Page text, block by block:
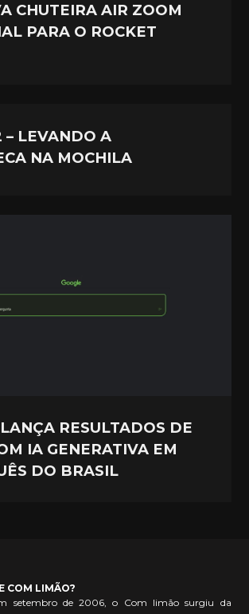
CHUTEIRA AIR ZOOM
PARA O ROCKET
– LEVANDO A
NA MOCHILA
RESULTADOS DE
IA GENERATIVA EM
DO BRASIL
COM LIMÃO?
setembro de 2006, o Com limão surgiu da